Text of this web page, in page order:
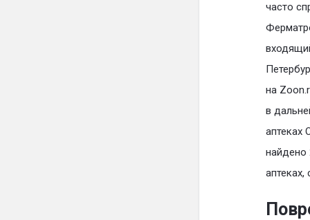
часто
на
в
аптеках
найдено